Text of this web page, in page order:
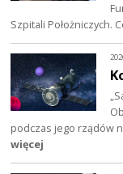
Szpitali Położniczych.
podczas jego rządów
więcej